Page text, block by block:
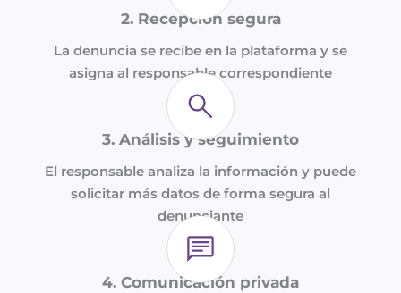
2. Recepción segura
La denuncia se recibe en la plataforma y se
asigna al responsable correspondiente
3. Análisis y seguimiento
El responsable analiza la información y puede
solicitar más datos de forma segura al
denunciante
4. Comunicación privada